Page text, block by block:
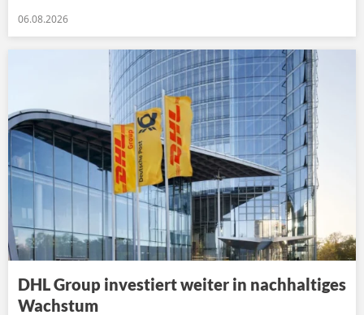
06.08.2026
DHL Group investiert weiter in nachhaltiges
Wachstum